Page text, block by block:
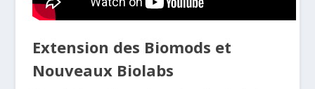
Extension des Biomods et
Nouveaux Biolabs